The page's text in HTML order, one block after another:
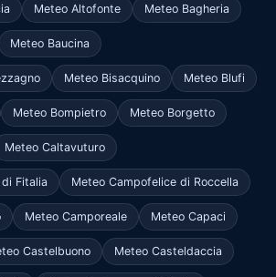
Meteo Altofonte Meteo Bagheria
Meteo Baucina
Meteo Bisacquino Meteo Blufi
Meteo Bompietro Meteo Borgetto
Meteo Caltavuturo
Fitalia Meteo Campofelice di Roccella
Meteo Camporeale Meteo Capaci
Castelbuono Meteo Casteldaccia